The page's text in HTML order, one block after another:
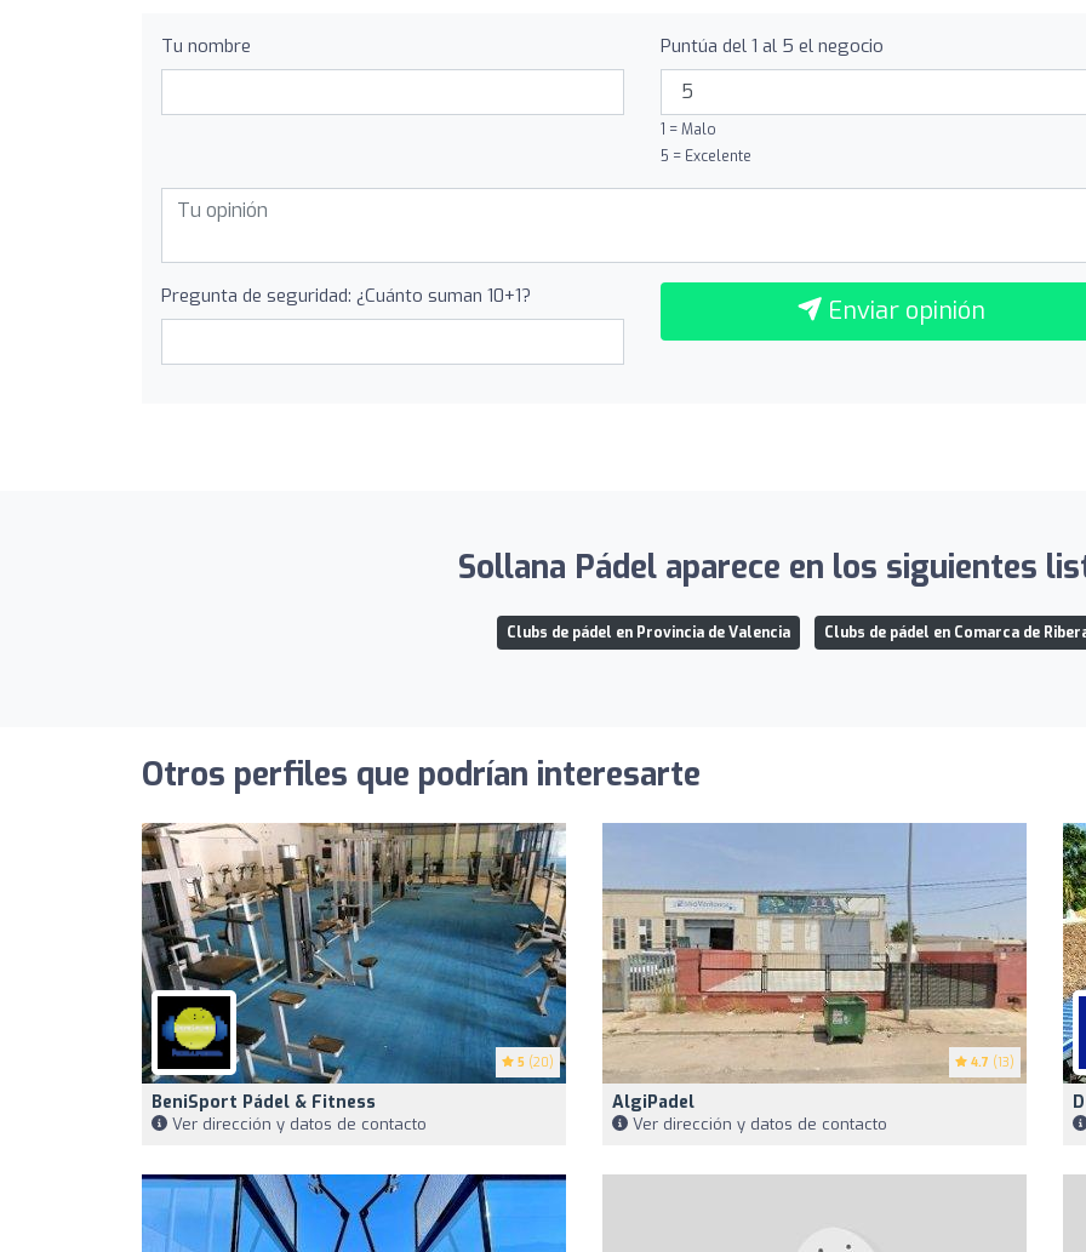
Tu nombre Puntúa del 1 al 5 el negocio
1 = Malo
5 = Excelente
Pregunta de seguridad: ¿Cuánto suman 10+1? Enviar opinión
Sollana Pádel aparece en los siguientes
Clubs de pádel en Provincia de Valencia Clubs de pádel en Comarca de
Otros perfiles que podrían interesarte
5 (20)
BeniSport Pádel & Fitness
Ver dirección y datos de contacto
4.7 (13)
AlgiPadel
Ver dirección y datos de contacto